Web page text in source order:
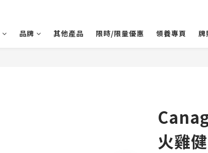
品牌 其他產品 限時/限量優惠 領養專頁 牌
火雞